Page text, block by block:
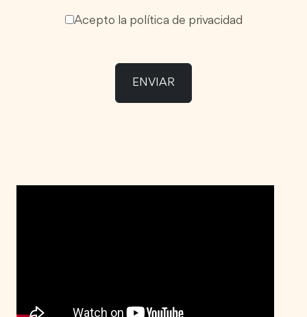
Acepto la política de privacidad